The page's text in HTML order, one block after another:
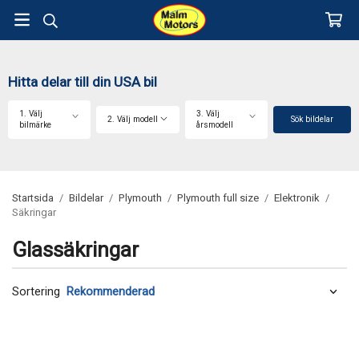
Hitta delar till din USA bil
1. Välj
bilmärke
2. Välj modell
3. Välj
årsmodell
Sök bildelar
Startsida / Bildelar / Plymouth / Plymouth full size / Elektronik /
Säkringar
Glassäkringar
Sortering